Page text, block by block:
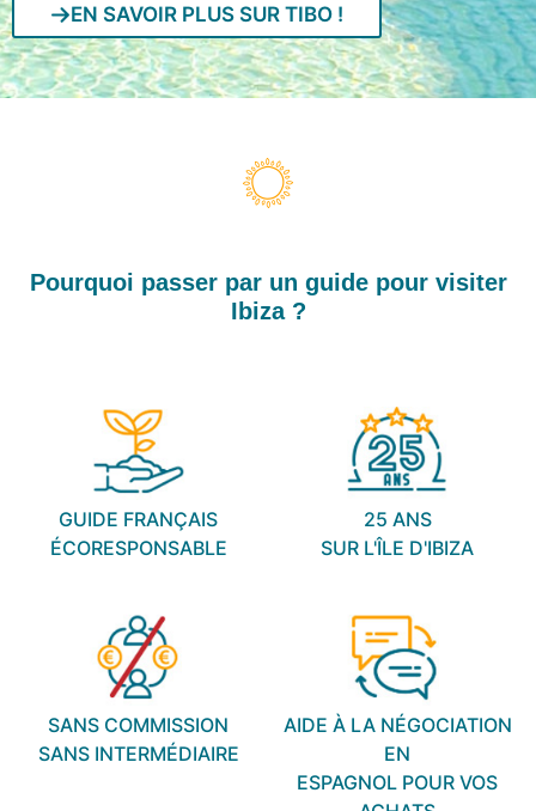
EN SAVOIR PLUS SUR TIBO !
Pourquoi passer par un guide pour visiter
Ibiza ?
GUIDE FRANÇAIS
ÉCORESPONSABLE
25 ANS
SUR L'ÎLE D'IBIZA
SANS COMMISSION
SANS INTERMÉDIAIRE
AIDE À LA NÉGOCIATION
EN
ESPAGNOL POUR VOS